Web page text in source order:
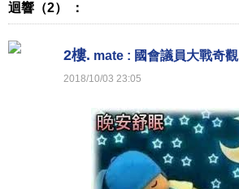
迴響（2） ：
2樓. mate : 國會議員大戰奇觀
2018/10/03 23:05